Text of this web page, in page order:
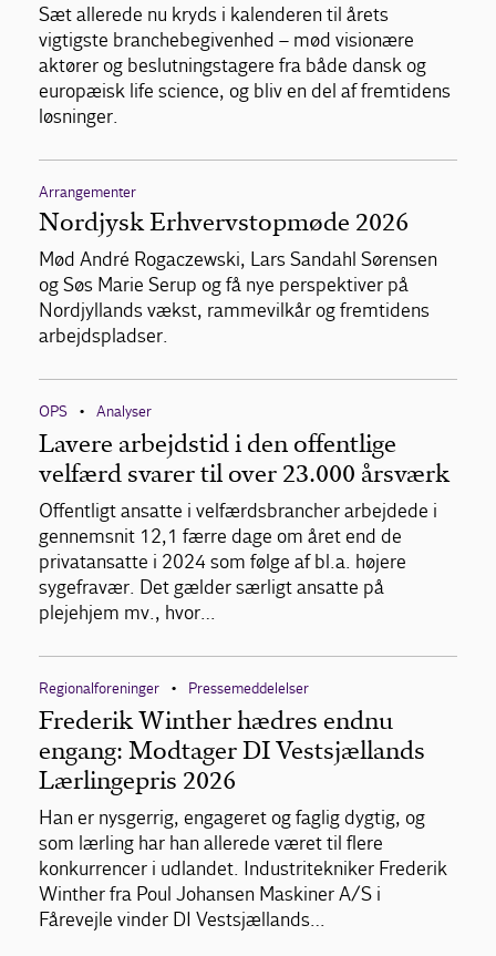
Sæt allerede nu kryds i kalenderen til årets
vigtigste branchebegivenhed – mød visionære
aktører og beslutningstagere fra både dansk og
europæisk life science, og bliv en del af fremtidens
løsninger.
Arrangementer
Nordjysk Erhvervstopmøde 2026
Mød André Rogaczewski, Lars Sandahl Sørensen
og Søs Marie Serup og få nye perspektiver på
Nordjyllands vækst, rammevilkår og fremtidens
arbejdspladser.
OPS • Analyser
Lavere arbejdstid i den offentlige
velfærd svarer til over 23.000 årsværk
Offentligt ansatte i velfærdsbrancher arbejdede i
gennemsnit 12,1 færre dage om året end de
privatansatte i 2024 som følge af bl.a. højere
sygefravær. Det gælder særligt ansatte på
plejehjem mv., hvor…
Regionalforeninger • Pressemeddelelser
Frederik Winther hædres endnu
engang: Modtager DI Vestsjællands
Lærlingepris 2026
Han er nysgerrig, engageret og faglig dygtig, og
som lærling har han allerede været til flere
konkurrencer i udlandet. Industritekniker Frederik
Winther fra Poul Johansen Maskiner A/S i
Fårevejle vinder DI Vestsjællands…